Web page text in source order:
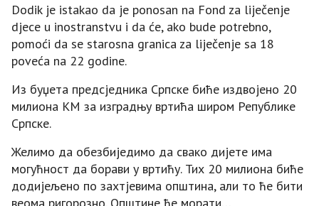
Dodik je istakao da je ponosan na Fond za liječenje
djece u inostranstvu i da će, ako bude potrebno,
pomoći da se starosna granica za liječenje sa 18
poveća na 22 godine.
Из буџета предсједника Српске биће издвојено 20
милиона КМ за изградњу вртића широм Републике
Српске.
Желимо да обезбиједимо да свако дијете има
могућност да борави у вртићу. Тих 20 милиона биће
додијељено по захтјевима општина, али то ће бити
веома ригорозно. Општине ће морати…